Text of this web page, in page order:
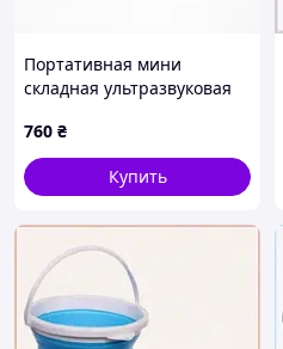
Портативная мини
складная ультразвуковая
12L
760 ₴
Купить